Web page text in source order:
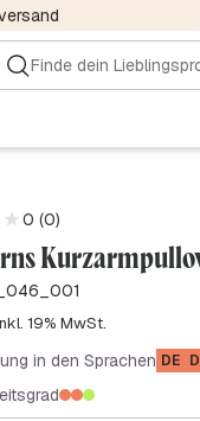
0 (0)
19% MwSt.
in den Sprachen DE